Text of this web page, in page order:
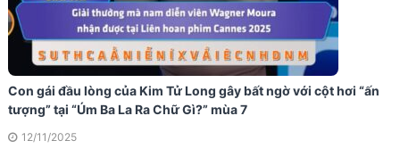
Con gái đầu lòng của Kim Tử Long gây bất ngờ với cột hơi “ấn
tượng” tại “Úm Ba La Ra Chữ Gì?” mùa 7
12/11/2025